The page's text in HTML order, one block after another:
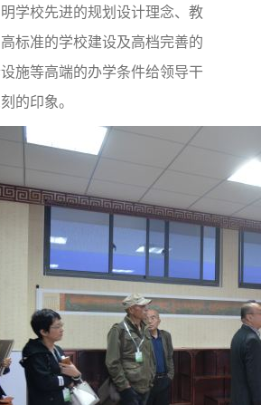
学校先进的规划设计理念、教
标准的学校建设及高档完善的
施等高端的办学条件给领导干
的印象。